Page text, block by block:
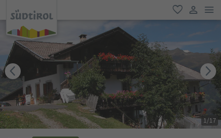
favoriti
user link
1/17